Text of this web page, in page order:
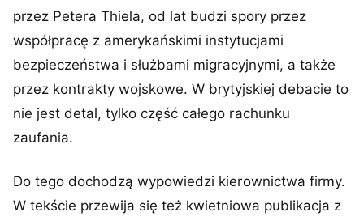
przez Petera Thiela, od lat budzi spory przez
współpracę z amerykańskimi instytucjami
bezpieczeństwa i służbami migracyjnymi, a także
przez kontrakty wojskowe. W brytyjskiej debacie to
nie jest detal, tylko część całego rachunku
zaufania.
Do tego dochodzą wypowiedzi kierownictwa firmy.
W tekście przewija się też kwietniowa publikacja z